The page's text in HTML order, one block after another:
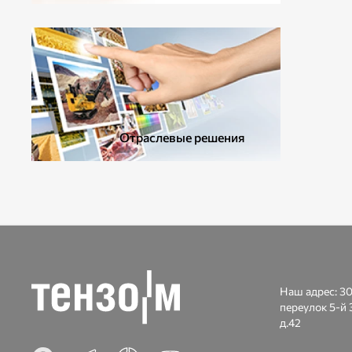
Отраслевые решения
Наш адрес:
переулок 5-й
д.42